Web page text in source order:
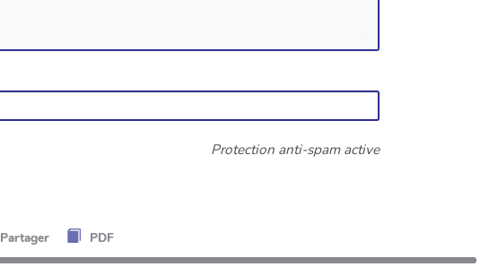
Protection anti-spam active
Partager PDF